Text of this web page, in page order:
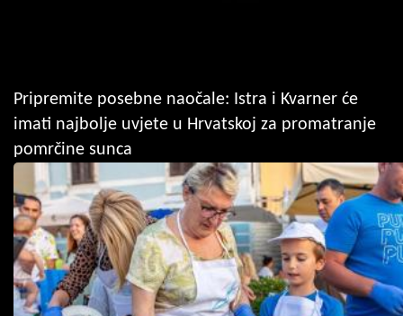
Pripremite posebne naočale: Istra i Kvarner će
imati najbolje uvjete u Hrvatskoj za promatranje
pomrčine sunca